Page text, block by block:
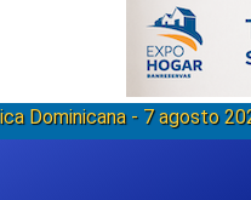
Dominicana - 7 agosto